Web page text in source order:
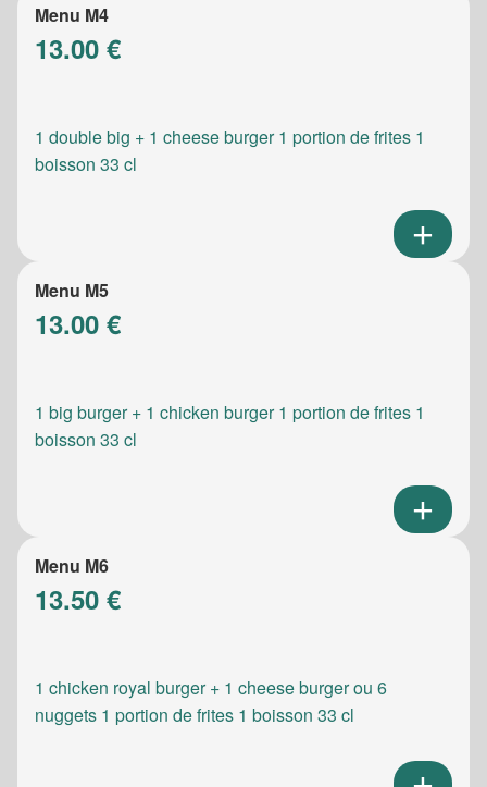
Menu M4
13.00 €
1 double big + 1 cheese burger 1 portion de frites 1
boisson 33 cl
Menu M5
13.00 €
1 big burger + 1 chicken burger 1 portion de frites 1
boisson 33 cl
Menu M6
13.50 €
1 chicken royal burger + 1 cheese burger ou 6
nuggets 1 portion de frites 1 boisson 33 cl